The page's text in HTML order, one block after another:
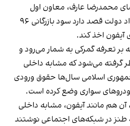
محمدرضا عارف، معاون اول
مسعود پزشکیان، نشان داد دولت قصد دارد سود بازرگانی ۹۶
آیفون اخذ کند.
بر تعرفه گمرکی به شمار می‌رود و
گرفته می‌شود که مشابه داخلی
جمهوری اسلامی سال‌ها حقوق ورودی
هم مانند آیفون، مشابه داخلی
طنز در شبکه‌های اجتماعی نوشتند